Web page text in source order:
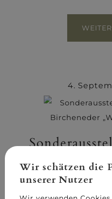
4.
Bircheneder
Freitag, 06. September
Wir schätzen die
unserer Nutzer